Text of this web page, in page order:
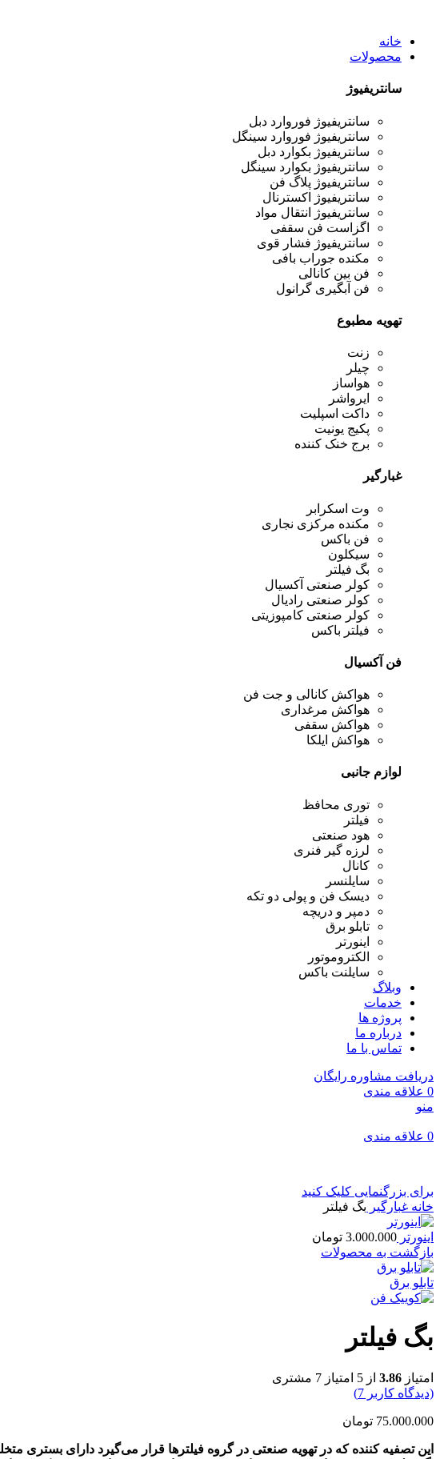
خانه
محصولات
سانتریفیوژ
سانتریفیوژ فوروارد دبل
سانتریفیوژ فوروارد سینگل
سانتریفیوژ بکوارد دبل
سانتریفیوژ بکوارد سینگل
سانتریفیوژ پلاگ فن
سانتریفیوژ اکسترنال
سانتریفیوژ انتقال مواد
اگزاست فن سقفی
سانتریفیوژ فشار قوی
مکنده جوراب بافی
فن بین کانالی
فن آبگیری گرانول
تهویه مطبوع
زنت
چیلر
هواساز
ایرواشر
داکت اسپلیت
پکیج یونیت
برج خنک کننده
غبارگیر
وت اسکرابر
مکنده مرکزی نجاری
فن باکس
سیکلون
بگ فیلتر
کولر صنعتی آکسیال
کولر صنعتی رادیال
کولر صنعتی کامپوزیتی
فیلتر باکس
فن آکسیال
هواکش کانالی و جت فن
هواکش مرغداری
هواکش سقفی
هواکش ایلکا
لوازم جانبی
توری محافظ
فیلتر
هود صنعتی
لرزه گیر فنری
کانال
سایلنسر
دیسک فن و پولی دو تکه
دمپر و دریچه
تابلو برق
اینورتر
الکتروموتور
سایلنت باکس
وبلاگ
خدمات
پروژه ها
درباره ما
تماس با ما
دریافت مشاوره رایگان
0 علاقه مندی
منو
0 علاقه مندی
برای بزرگنمایی کلیک کنید
خانه غبارگیر بگ فیلتر
اینورتر 3.000.000 تومان
بازگشت به محصولات
تابلو برق
بگ فیلتر
امتیاز 3.86 از 5 امتیاز 7 مشتری
(دیدگاه کاربر 7
)
75.000.000 تومان
این تصفیه کننده که در تهویه صنعتی در گروه فیلترها قرار می‌گیرد دارای بستری